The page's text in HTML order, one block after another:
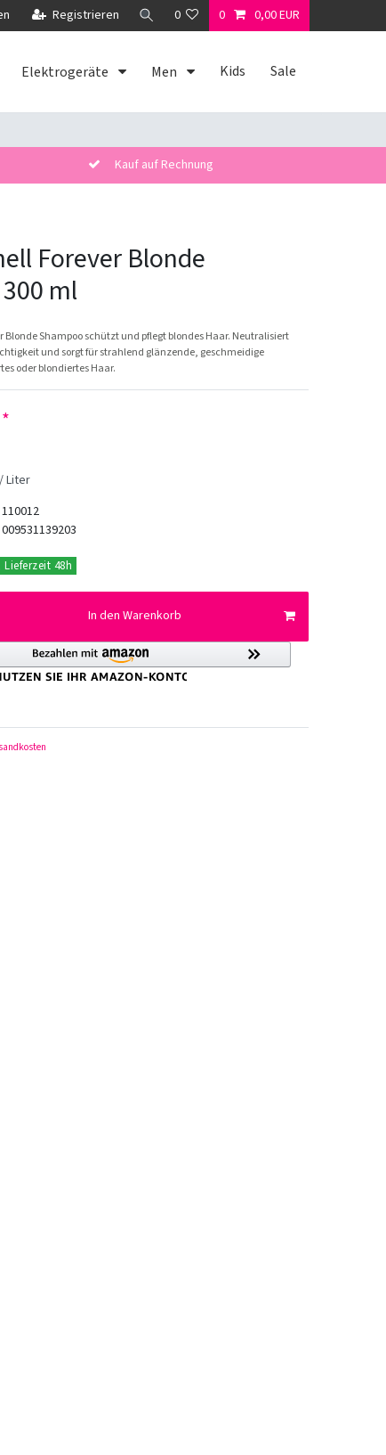
Registrieren 0 0 0,00 EUR
Elektrogeräte Men Kids Sale
Kauf auf Rechnung
Forever Blonde
ml
Blonde Shampoo schützt und pflegt blondes Haar. Neutralisiert
und sorgt für strahlend glänzende, geschmeidige
oder blondiertes Haar.
*
Liter
110012
009531139203
48h
In den Warenkorb